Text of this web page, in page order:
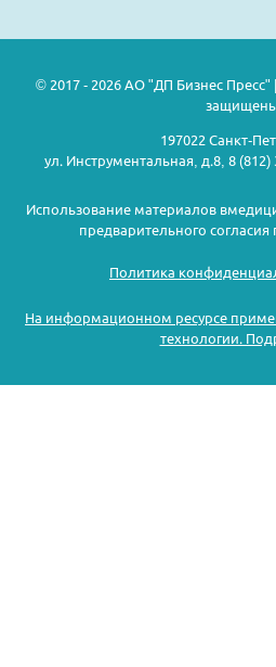
© 2017 - 2026 АО "ДП Бизнес
197022 Санкт-
ул. Инструментальная, д.8, 8 (812)
Использование материалов
предварительного
Политика
На информационном ресурсе
технологии.